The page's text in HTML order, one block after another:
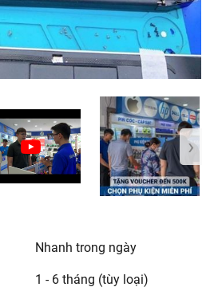
›
Nhanh trong ngày
1 - 6 tháng (tùy loại)